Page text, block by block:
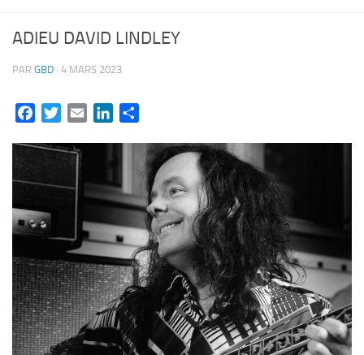
ADIEU DAVID LINDLEY
PAR GBD · 4 MARS 2023
FacebookTwitterEmail LinkedIn